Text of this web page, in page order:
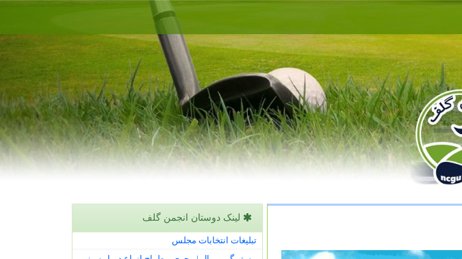
لینک دوستان انجمن گلف
تبلیغات انتخابات مجلس